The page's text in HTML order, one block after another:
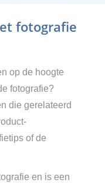
fotografie
op de hoogte
fotografie?
die gerelateerd
of de
en is een